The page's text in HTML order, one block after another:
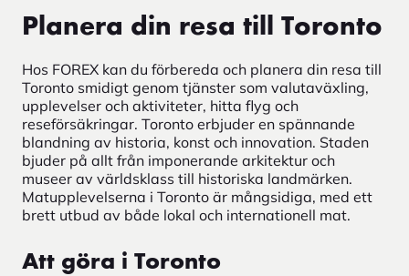
Planera din resa till Toronto
Hos FOREX kan du förbereda och planera din resa till
Toronto smidigt genom tjänster som valutaväxling,
upplevelser och aktiviteter, hitta flyg och
reseförsäkringar. Toronto erbjuder en spännande
blandning av historia, konst och innovation. Staden
bjuder på allt från imponerande arkitektur och
museer av världsklass till historiska landmärken.
Matupplevelserna i Toronto är mångsidiga, med ett
brett utbud av både lokal och internationell mat.
Att göra i Toronto